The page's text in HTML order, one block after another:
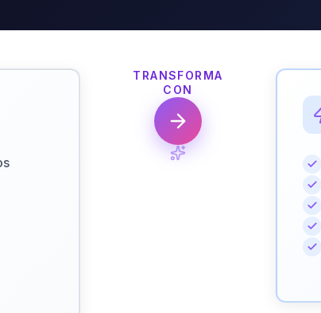
TRANSFORMA
CON